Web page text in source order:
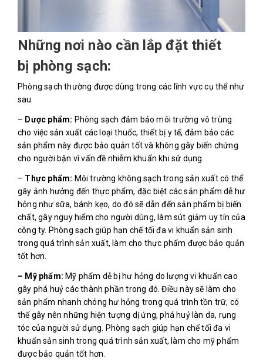
Những nơi nào cần lắp đặt thiết
bị phòng sạch:
Phòng sạch thường được dùng trong các lĩnh vực cụ thể như
sau
– Dược phẩm: Phòng sạch đảm bảo môi trường vô trùng
cho việc sản xuất các loại thuốc, thiết bị y tế, đảm bảo các
sản phẩm này được bảo quản tốt và không gây biến chứng
cho người bận vì vấn đề nhiễm khuẩn khi sử dụng.
– Thực phẩm: Môi trường không sạch trong sản xuất có thể
gây ảnh hưởng đến thực phẩm, đặc biệt các sản phẩm dễ hư
hỏng như sữa, bánh kẹo, do đó sẽ dẫn đến sản phẩm bị biến
chất, gây nguy hiểm cho người dùng, làm sút giảm uy tín của
công ty. Phòng sạch giúp hạn chế tối đa vi khuẩn sản sinh
trong quá trình sản xuất, làm cho thực phẩm được bảo quản
tốt hơn.
– Mỹ phẩm: Mỹ phẩm dễ bị hư hỏng do lượng vi khuẩn cao
gây phá huỷ các thành phần trong đó. Điều này sẽ làm cho
sản phẩm nhanh chóng hư hỏng trong quá trình tồn trữ, có
thể gây nên những hiện tượng dị ứng, phá huỷ làn da, rụng
tóc của người sử dụng. Phòng sạch giúp hạn chế tối đa vi
khuẩn sản sinh trong quá trình sản xuất, làm cho mỹ phẩm
được bảo quản tốt hơn.